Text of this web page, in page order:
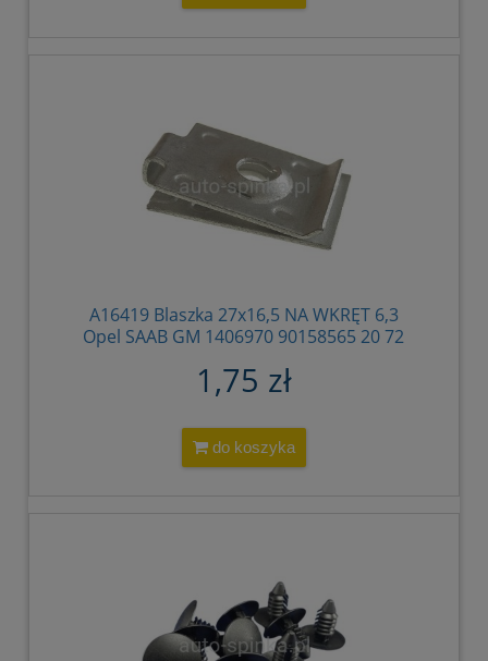
A16419 Blaszka 27x16,5 NA WKRĘT 6,3
Opel SAAB GM 1406970 90158565 20 72
1,75 zł
do koszyka